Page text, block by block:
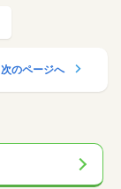
次のページへ